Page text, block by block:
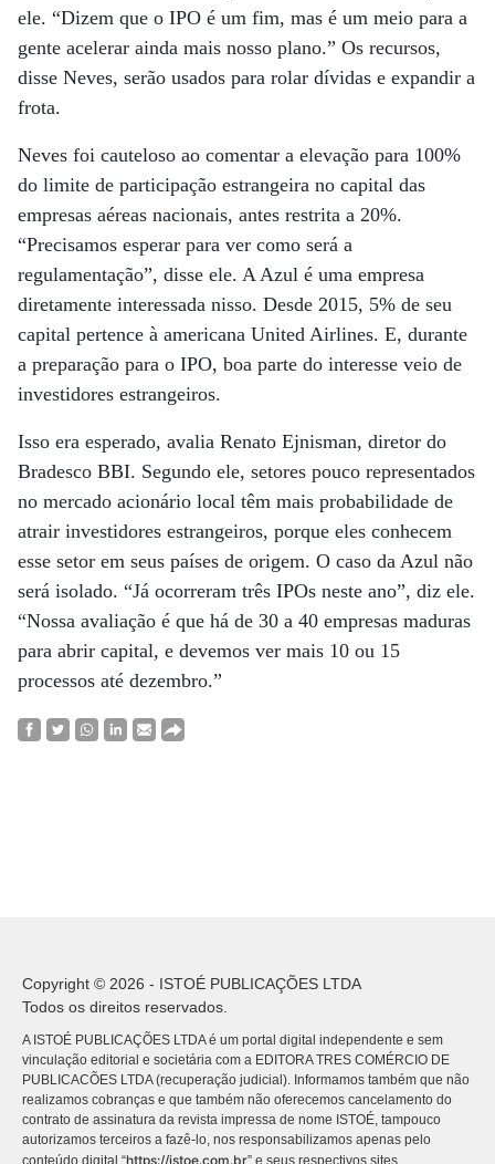
ele. “Dizem que o IPO é um fim, mas é um meio para a
gente acelerar ainda mais nosso plano.” Os recursos,
disse Neves, serão usados para rolar dívidas e expandir a
frota.
Neves foi cauteloso ao comentar a elevação para 100%
do limite de participação estrangeira no capital das
empresas aéreas nacionais, antes restrita a 20%.
“Precisamos esperar para ver como será a
regulamentação”, disse ele. A Azul é uma empresa
diretamente interessada nisso. Desde 2015, 5% de seu
capital pertence à americana United Airlines. E, durante
a preparação para o IPO, boa parte do interesse veio de
investidores estrangeiros.
Isso era esperado, avalia Renato Ejnisman, diretor do
Bradesco BBI. Segundo ele, setores pouco representados
no mercado acionário local têm mais probabilidade de
atrair investidores estrangeiros, porque eles conhecem
esse setor em seus países de origem. O caso da Azul não
será isolado. “Já ocorreram três IPOs neste ano”, diz ele.
“Nossa avaliação é que há de 30 a 40 empresas maduras
para abrir capital, e devemos ver mais 10 ou 15
processos até dezembro.”
Copyright © 2026 - ISTOÉ PUBLICAÇÕES LTDA
Todos os direitos reservados.
A ISTOÉ PUBLICAÇÕES LTDA é um portal digital independente e sem
vinculação editorial e societária com a EDITORA TRES COMÉRCIO DE
PUBLICACÕES LTDA (recuperação judicial). Informamos também que não
realizamos cobranças e que também não oferecemos cancelamento do
contrato de assinatura da revista impressa de nome ISTOÉ, tampouco
autorizamos terceiros a fazê-lo, nos responsabilizamos apenas pelo
conteúdo digital “https://istoe.com.br” e seus respectivos sites.